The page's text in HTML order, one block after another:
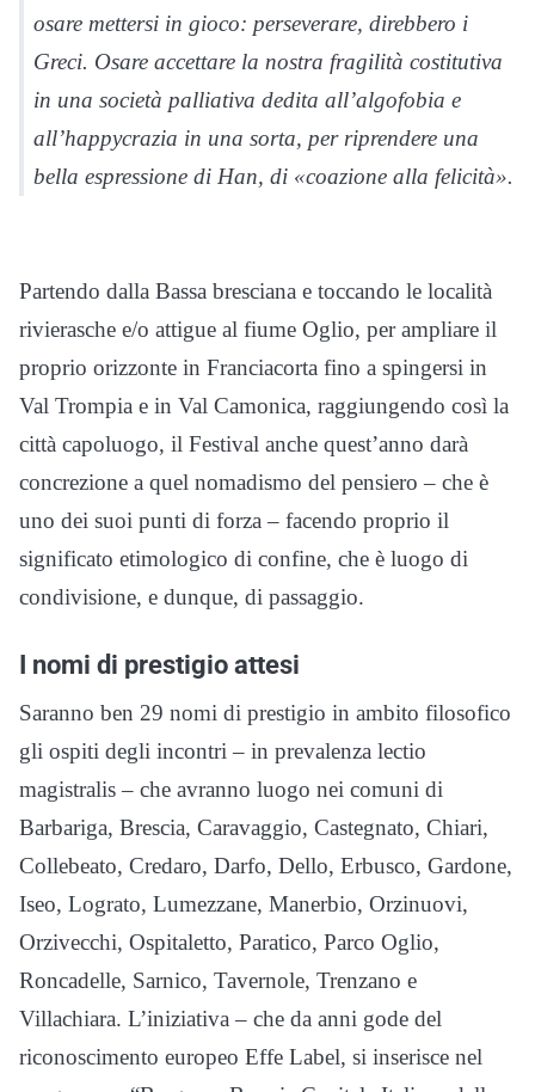
osare mettersi in gioco: perseverare, direbbero i
Greci. Osare accettare la nostra fragilità costitutiva
in una società palliativa dedita all’algofobia e
all’happycrazia in una sorta, per riprendere una
bella espressione di Han, di «coazione alla felicità».
Partendo dalla Bassa bresciana e toccando le località
rivierasche e/o attigue al fiume Oglio, per ampliare il
proprio orizzonte in Franciacorta fino a spingersi in
Val Trompia e in Val Camonica, raggiungendo così la
città capoluogo, il Festival anche quest’anno darà
concrezione a quel nomadismo del pensiero – che è
uno dei suoi punti di forza – facendo proprio il
significato etimologico di confine, che è luogo di
condivisione, e dunque, di passaggio.
I nomi di prestigio attesi
Saranno ben 29 nomi di prestigio in ambito filosofico
gli ospiti degli incontri – in prevalenza lectio
magistralis – che avranno luogo nei comuni di
Barbariga, Brescia, Caravaggio, Castegnato, Chiari,
Collebeato, Credaro, Darfo, Dello, Erbusco, Gardone,
Iseo, Lograto, Lumezzane, Manerbio, Orzinuovi,
Orzivecchi, Ospitaletto, Paratico, Parco Oglio,
Roncadelle, Sarnico, Tavernole, Trenzano e
Villachiara. L’iniziativa – che da anni gode del
riconoscimento europeo Effe Label, si inserisce nel